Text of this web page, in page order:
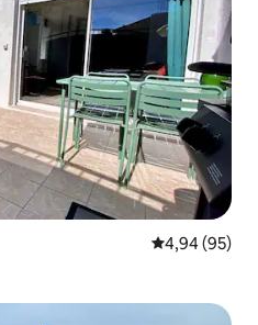
4,94 av 5 i
4,94 (95)